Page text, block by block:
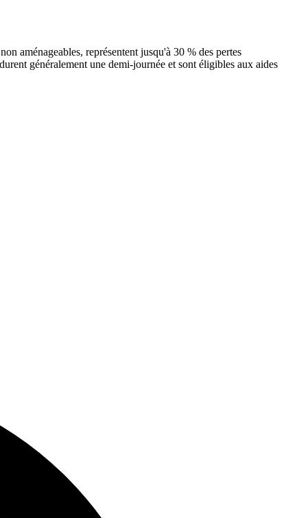
aménageables, représentent jusqu'à 30 % des pertes
généralement une demi-journée et sont éligibles aux aides